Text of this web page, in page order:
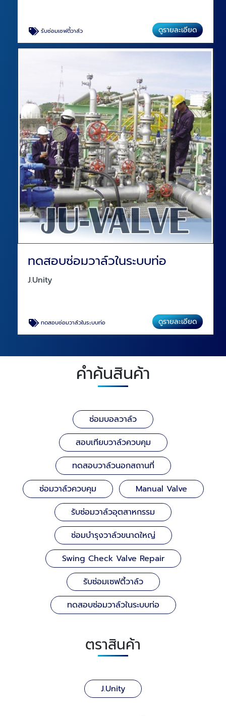
รับซ่อมเซฟตี้วาล์ว ดูรายละเอียด
ทดสอบซ่อมวาล์วในระบบท่อ
J.Unity
ทดสอบซ่อมวาล์วในระบบท่อ ดูรายละเอียด
คำค้นสินค้า
ซ่อมบอลวาล์ว
สอบเทียบวาล์วควบคุม
ทดสอบวาล์วนอกสถานที่
ซ่อมวาล์วควบคุม
Manual Valve
รับซ่อมวาล์วอุตสาหกรรม
ซ่อมบำรุงวาล์วขนาดใหญ่
Swing Check Valve Repair
รับซ่อมเซฟตี้วาล์ว
ทดสอบซ่อมวาล์วในระบบท่อ
ตราสินค้า
J.Unity